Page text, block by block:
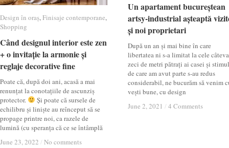
Design în oraș,Finisaje contemporane,
Shopping
Când designul interior este zen
+ o invitație la armonie și
reglaje decorative fine
Poate că, după doi ani, acasă a mai
renunțat la conotațiile de ascunziș
protector.
Și poate că sursele de
echilibru și liniște au reînceput să se
propage printre noi, ca razele de
lumină (cu speranța că ce se întâmplă
June 23, 2022 / No comments
Design în oraș Finisaje contemporane
Shopping
Când designul interior este zen
+ o invitație la armonie și
reglaje decorative fine
June 23, 2022 / No comments
Un apartament bucureștean
artsy-industrial așteaptă
și noi proprietari
După un an și mai bine în care
libertatea ni s-a limitat la cele câteva
zeci de metri pătrați ai casei și
de care am avut parte s-au redus
considerabil, ne bucurăm să venim
vești bune, cu design
June 2, 2021 / 4 Comments
Un apartament bucureștean
artsy-industrial așteaptă
și noi proprietari
June 2, 2021 / 4 Comments